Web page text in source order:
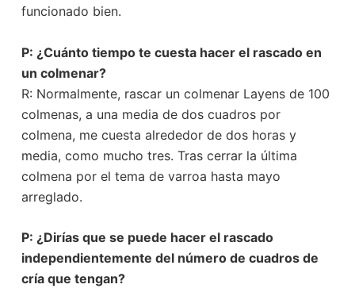
funcionado bien.
P: ¿Cuánto tiempo te cuesta hacer el rascado en
un colmenar?
R: Normalmente, rascar un colmenar Layens de 100
colmenas, a una media de dos cuadros por
colmena, me cuesta alrededor de dos horas y
media, como mucho tres. Tras cerrar la última
colmena por el tema de varroa hasta mayo
arreglado.
P: ¿Dirías que se puede hacer el rascado
independientemente del número de cuadros de
cría que tengan?